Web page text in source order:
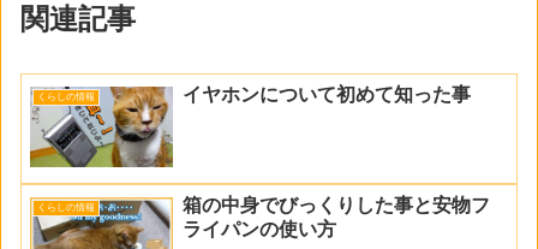
関連記事
くらしの情報 イヤホンについて初めて知った事
くらしの情報
箱の中身でびっくりした事と安物フ
ライパンの使い方